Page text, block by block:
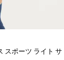
スポーツ ライト サ